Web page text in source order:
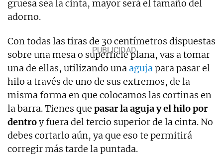
gruesa sea la cinta, mayor será el tamaño del
adorno.
Con todas las tiras de 30 centímetros dispuestas
sobre una mesa o superficie plana, vas a tomar
una de ellas, utilizando una agujapara pasar el
hilo a través de uno de sus extremos, de la
misma forma en que colocamos las cortinas en
la barra. Tienes que pasar la aguja y el hilo por
dentroy fuera del tercio superior de la cinta. No
debes cortarlo aún, ya que eso te permitirá
corregir más tarde la puntada.